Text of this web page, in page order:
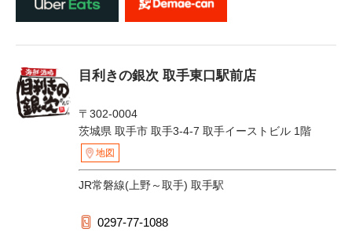
目利きの銀次 取手東口駅前店
〒302-0004
茨城県 取手市 取手3-4-7 取手イーストビル 1階
地図
JR常磐線(上野～取手) 取手駅
0297-77-1088